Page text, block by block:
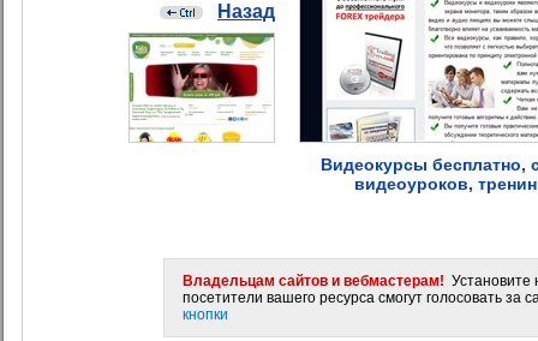
Назад
Видеокурсы бесплатно,
видеоуроков,
Владельцам сайтов и вебмастерам! Установите
посетители вашего ресурса смогут голосовать за
кнопки